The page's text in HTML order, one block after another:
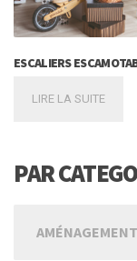
ESCALIERS
LIRE LA SUITE
PAR